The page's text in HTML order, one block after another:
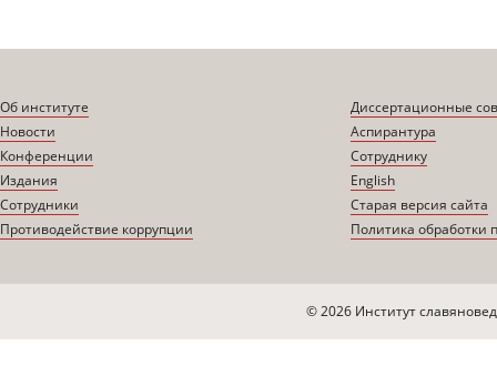
Об институте
Новости
Конференции
Издания
Сотрудники
Противодействие коррупции
Диссертационные
Аспирантура
Сотруднику
English
Старая версия сайта
Политика обработки
© 2026 Институт